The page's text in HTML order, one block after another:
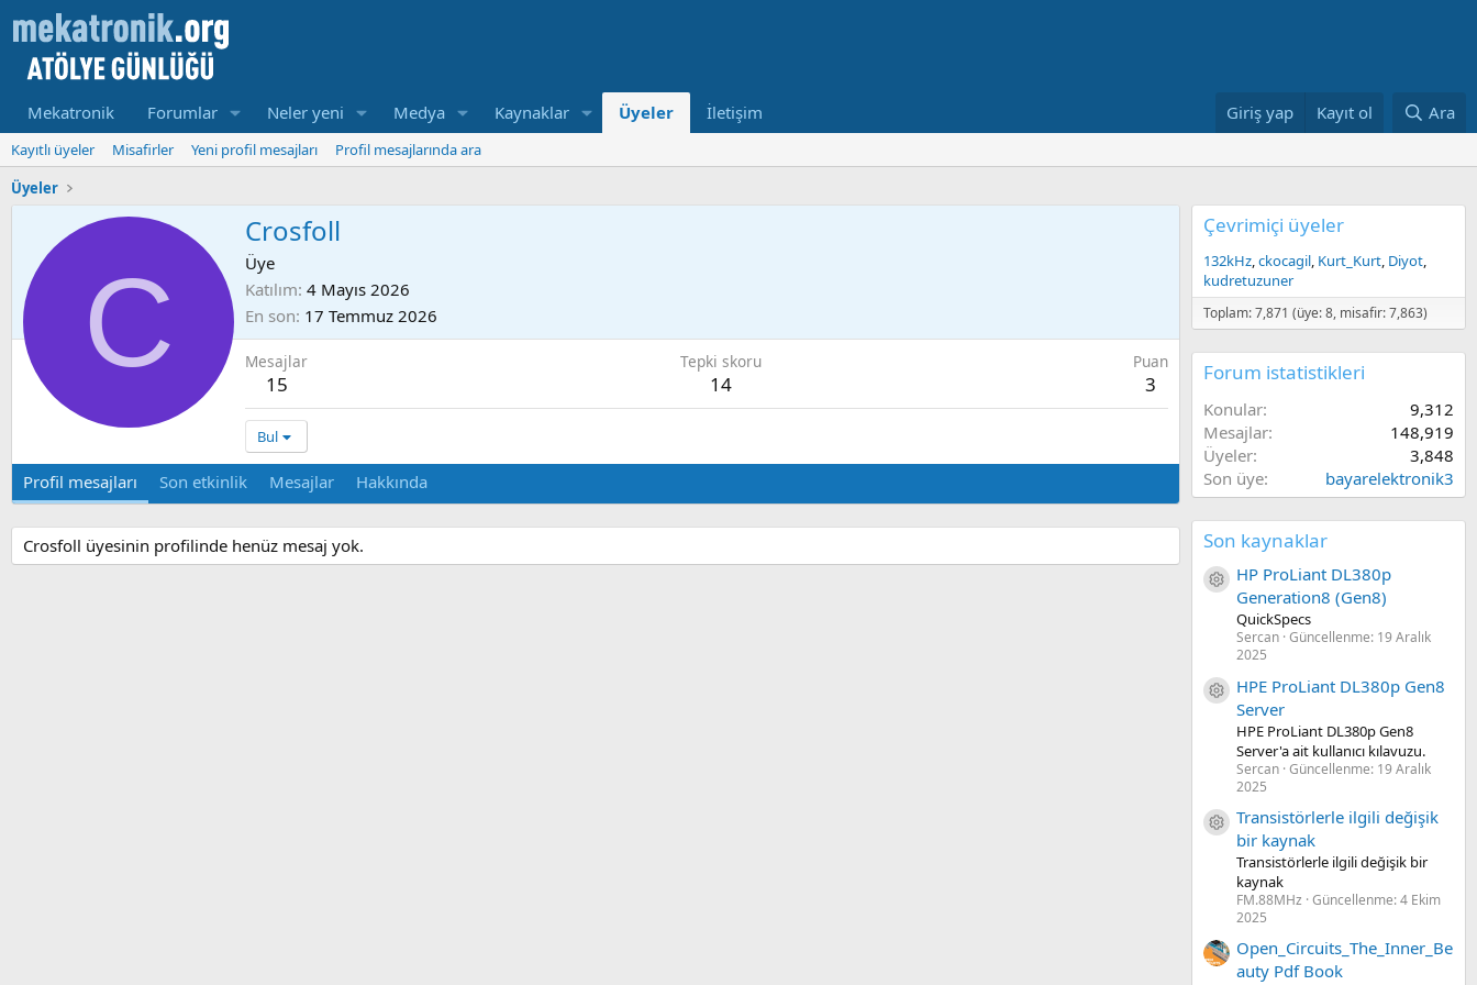
Mekatronik Forumlar Neler yeni Medya Kaynaklar Üyeler İletişim Giriş yap Kayıt ol Ara
Kayıtlı üyeler Misafirler Yeni profil mesajları
Profil mesajlarında ara
Üyeler
C
Crosfoll
Üye
Katılım 4 Mayıs 2026
En son 17 Temmuz 2026
Mesajlar
15
Tepki skoru
14
Puan
3
Bul
Profil mesajları Son etkinlik Mesajlar Hakkında
Crosfoll üyesinin profilinde henüz mesaj yok.
Çevrimiçi üyeler
132kHz ckocagil Kurt_Kurt Diyot
kudretuzuner
Toplam: 7,871 (üye: 8, misafir: 7,863)
Forum istatistikleri
Konular
9,312
Mesajlar
148,919
Üyeler
3,848
Son üye
bayarelektronik3
Son kaynaklar
Kaynak ikon/amblem
HP ProLiant DL380p
Generation8 (Gen8)
QuickSpecs
Sercan Güncellenme: 19 Aralık
2025
Kaynak ikon/amblem
HPE ProLiant DL380p Gen8
Server
HPE ProLiant DL380p Gen8
Server'a ait kullanıcı kılavuzu.
Sercan Güncellenme: 19 Aralık
2025
Kaynak ikon/amblem
Transistörlerle ilgili değişik
bir kaynak
Transistörlerle ilgili değişik bir
kaynak
FM.88MHz Güncellenme:4 Ekim
2025
Open_Circuits_The_Inner_Be
auty Pdf Book